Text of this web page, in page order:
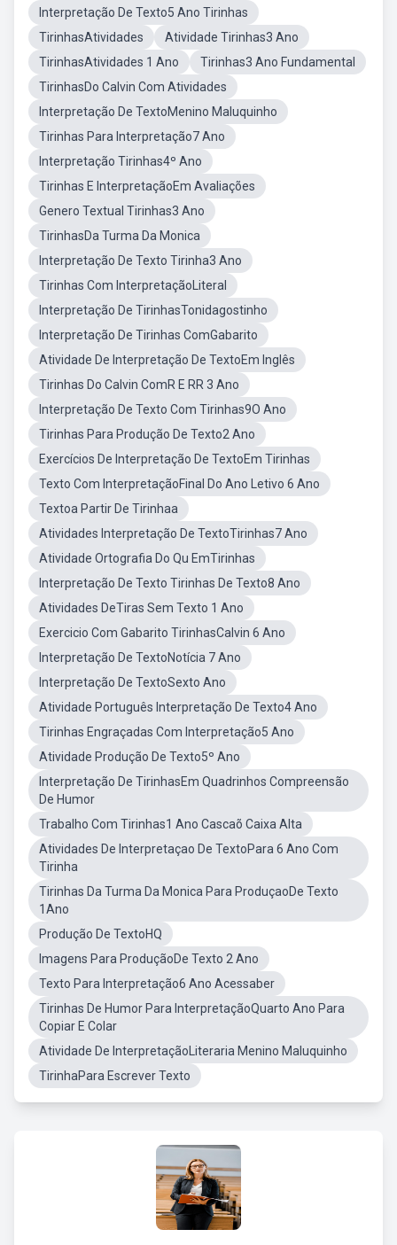
Interpretação De Texto5 Ano Tirinhas
TirinhasAtividades
Atividade Tirinhas3 Ano
TirinhasAtividades 1 Ano
Tirinhas3 Ano Fundamental
TirinhasDo Calvin Com Atividades
Interpretação De TextoMenino Maluquinho
Tirinhas Para Interpretação7 Ano
Interpretação Tirinhas4º Ano
Tirinhas E InterpretaçãoEm Avaliações
Genero Textual Tirinhas3 Ano
TirinhasDa Turma Da Monica
Interpretação De Texto Tirinha3 Ano
Tirinhas Com InterpretaçãoLiteral
Interpretação De TirinhasTonidagostinho
Interpretação De Tirinhas ComGabarito
Atividade De Interpretação De TextoEm Inglês
Tirinhas Do Calvin ComR E RR 3 Ano
Interpretação De Texto Com Tirinhas9O Ano
Tirinhas Para Produção De Texto2 Ano
Exercícios De Interpretação De TextoEm Tirinhas
Texto Com InterpretaçãoFinal Do Ano Letivo 6 Ano
Textoa Partir De Tirinhaa
Atividades Interpretação De TextoTirinhas7 Ano
Atividade Ortografia Do Qu EmTirinhas
Interpretação De Texto Tirinhas De Texto8 Ano
Atividades DeTiras Sem Texto 1 Ano
Exercicio Com Gabarito TirinhasCalvin 6 Ano
Interpretação De TextoNotícia 7 Ano
Interpretação De TextoSexto Ano
Atividade Português Interpretação De Texto4 Ano
Tirinhas Engraçadas Com Interpretação5 Ano
Atividade Produção De Texto5º Ano
Interpretação De TirinhasEm Quadrinhos Compreensão
De Humor
Trabalho Com Tirinhas1 Ano Cascaõ Caixa Alta
Atividades De Interpretaçao De TextoPara 6 Ano Com
Tirinha
Tirinhas Da Turma Da Monica Para ProduçaoDe Texto
1Ano
Produção De TextoHQ
Imagens Para ProduçãoDe Texto 2 Ano
Texto Para Interpretação6 Ano Acessaber
Tirinhas De Humor Para InterpretaçãoQuarto Ano Para
Copiar E Colar
Atividade De InterpretaçãoLiteraria Menino Maluquinho
TirinhaPara Escrever Texto